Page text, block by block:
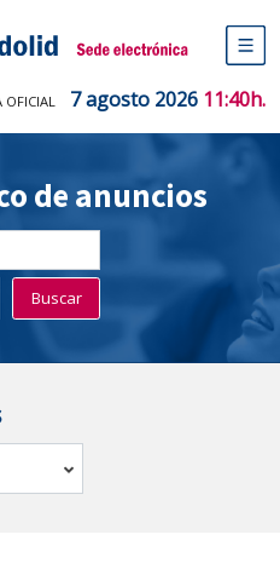
Universidad de
de
OFICIAL 7 agosto 2026 11:40h.
de anuncios
Buscar
tablón